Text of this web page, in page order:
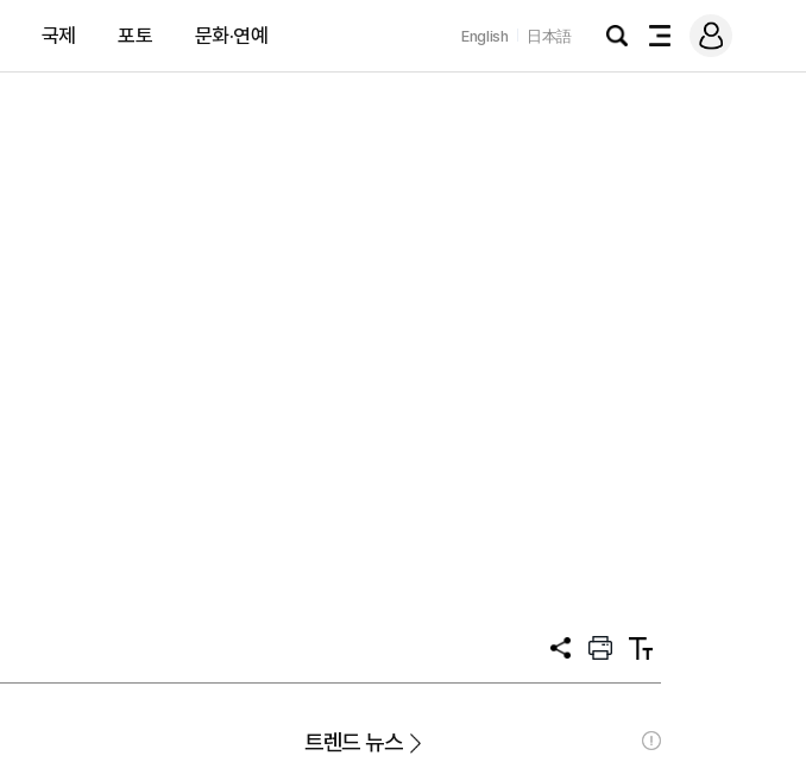
국제 포토 문화·연예 English 日本語
검
전
메
그
공
프
트
텍
트
트렌드 뉴스